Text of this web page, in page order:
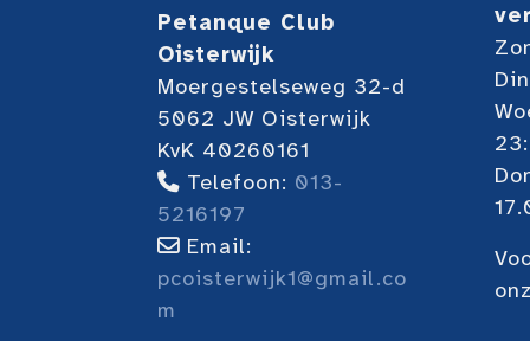
Petanque Club
Oisterwijk
Moergestelseweg 32-d
5062 JW Oisterwijk
KvK 40260161
Telefoon: 013-
5216197
Email:
pcoisterwijk1@gmail.co
m